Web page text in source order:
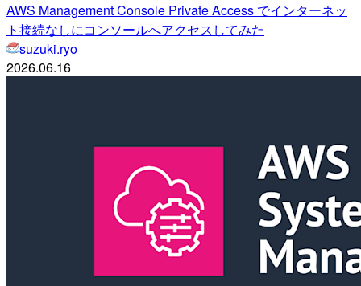
AWS Management Console Private Access でインターネッ
ト接続なしにコンソールへアクセスしてみた
suzuki.ryo
2026.06.16